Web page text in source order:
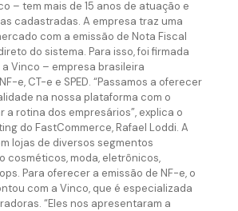
– tem mais de 15 anos de atuação e
cadastradas. A empresa traz uma
com a emissão de Nota Fiscal
do sistema. Para isso, foi firmada
Vinco – empresa brasileira
e, CT-e e SPED. “Passamos a oferecer
na nossa plataforma com o
a rotina dos empresários”, explica o
do FastCommerce, Rafael Loddi. A
lojas de diversos segmentos
cosméticos, moda, eletrônicos,
Para oferecer a emissão de NF-e, o
com a Vinco, que é especializada
“Eles nos apresentaram a